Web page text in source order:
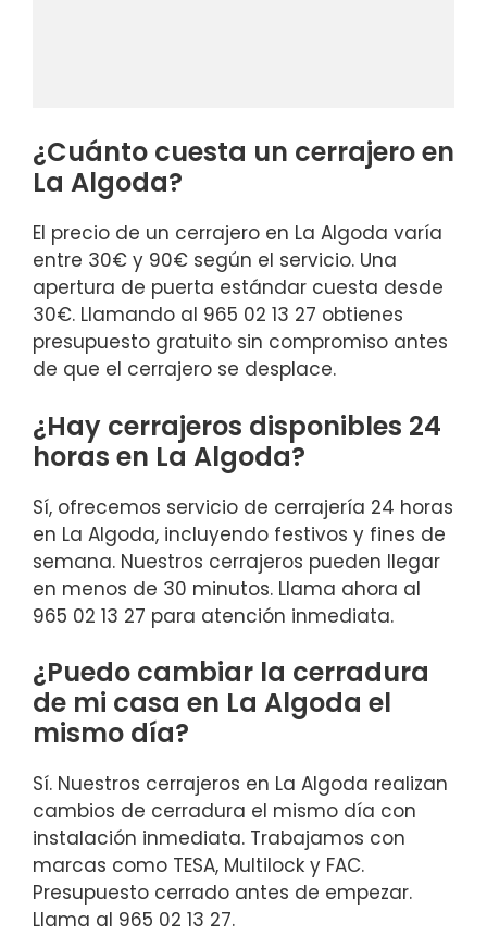
¿Cuánto cuesta un cerrajero en
La Algoda?
El precio de un cerrajero en La Algoda varía
entre 30€ y 90€ según el servicio. Una
apertura de puerta estándar cuesta desde
30€. Llamando al 965 02 13 27 obtienes
presupuesto gratuito sin compromiso antes
de que el cerrajero se desplace.
¿Hay cerrajeros disponibles 24
horas en La Algoda?
Sí, ofrecemos servicio de cerrajería 24 horas
en La Algoda, incluyendo festivos y fines de
semana. Nuestros cerrajeros pueden llegar
en menos de 30 minutos. Llama ahora al
965 02 13 27 para atención inmediata.
¿Puedo cambiar la cerradura
de mi casa en La Algoda el
mismo día?
Sí. Nuestros cerrajeros en La Algoda realizan
cambios de cerradura el mismo día con
instalación inmediata. Trabajamos con
marcas como TESA, Multilock y FAC.
Presupuesto cerrado antes de empezar.
Llama al 965 02 13 27.